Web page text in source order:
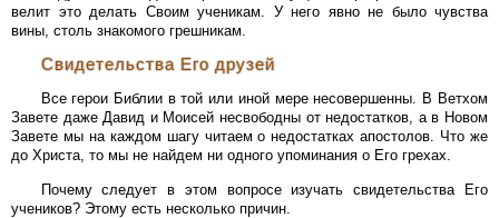
велит это делать Своим ученикам. У него явно не было чувства
вины, столь знакомого грешникам.
Свидетельства Его друзей
Все герои Библии в той или иной мере несовершенны. В Ветхом
Завете даже Давид и Моисей несвободны от недостатков, а в Новом
Завете мы на каждом шагу читаем о недостатках апостолов. Что же
до Христа, то мы не найдем ни одного упоминания о Его грехах.
Почему следует в этом вопросе изучать свидетельства Его
учеников? Этому есть несколько причин.